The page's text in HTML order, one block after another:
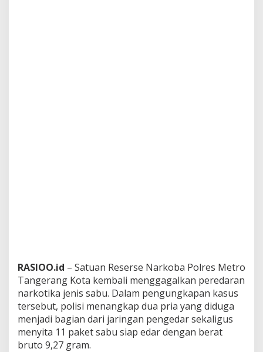
RASIOO.id – Satuan Reserse Narkoba Polres Metro
Tangerang Kota kembali menggagalkan peredaran
narkotika jenis sabu. Dalam pengungkapan kasus
tersebut, polisi menangkap dua pria yang diduga
menjadi bagian dari jaringan pengedar sekaligus
menyita 11 paket sabu siap edar dengan berat
bruto 9,27 gram.